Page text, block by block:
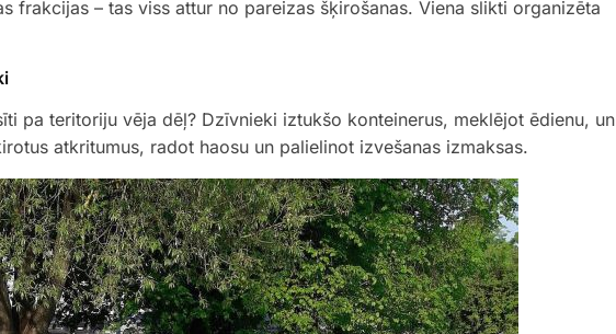
frakcijas – tas viss attur no pareizas šķirošanas. Viena slikti organizēta
pa teritoriju vēja dēļ? Dzīvnieki iztukšo konteinerus, meklējot ēdienu, un
atkritumus, radot haosu un palielinot izvešanas izmaksas.